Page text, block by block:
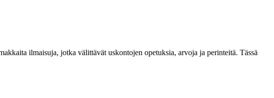
ilmaisuja, jotka välittävät uskontojen opetuksia, arvoja ja perinteitä. Tässä